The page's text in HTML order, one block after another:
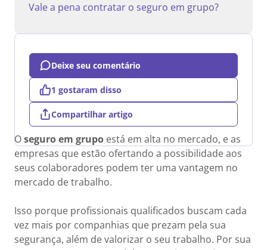
Oseguro em grupo está em alta no mercado, e as
empresas que estão ofertando a possibilidade aos
seus colaboradores podem ter uma vantagem no
mercado de trabalho.
Isso porque profissionais qualificados buscam cada
vez mais por companhias que prezam pela sua
segurança, além de valorizar o seu trabalho. Por sua
Vale a pena contratar o seguro em grupo?
Deixe seu comentário
1 gostaram disso
Compartilhar artigo